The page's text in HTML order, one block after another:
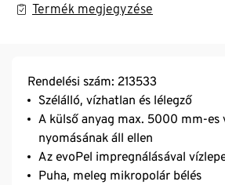
Termék megjegyzése
Rendelési szám: 213533
Szélálló, vízhatlan és lélegző
A külső anyag max. 5000 mm-es
nyomásának áll ellen
Az evoPel impregnálásával
Puha, meleg mikropolár bélés